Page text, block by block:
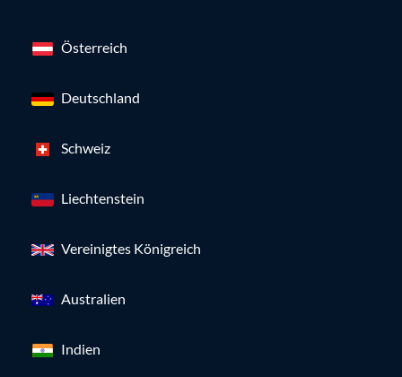
Österreich
Deutschland
Schweiz
Liechtenstein
Vereinigtes Königreich
Australien
Indien